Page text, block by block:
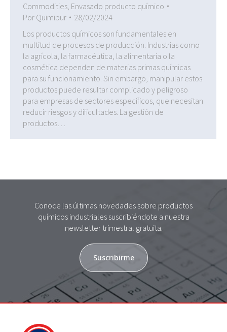
Commodities Envasado producto químico
Por Quimipur
28/02/2024
Los productos químicos son fundamentales en
multitud de procesos de producción. Industrias como
la agrícola, la farmacéutica, la alimentaria o la
cosmética dependen de materias primas químicas
para su funcionamiento. Sin embargo, manipular estos
productos puede resultar complicado y peligroso
para empresas de sectores específicos, que necesitan
reducir riesgos y dificultades. La gestión de
productos…
Conoce las últimas novedades sobre productos
químicos industriales suscribiéndote a nuestra
newsletter trimestral gratuita.
Suscribirme